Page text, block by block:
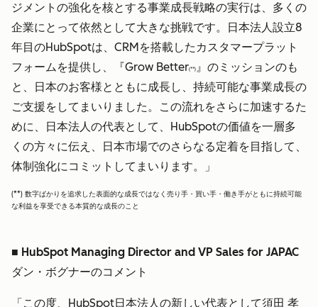
ジメントの強化を核とする事業成長戦略の実行は、多くの
企業にとって依然として大きな挑戦です。日本法人設立8
年目のHubSpotは、CRMを搭載したカスタマープラット
フォームを提供し、『Grow Better(**) 』のミッションのも
と、日本のお客様とともに成長し、持続可能な事業成長の
ご支援をしてまいりました。この流れをさらに加速するた
めに、日本法人の代表として、HubSpotの価値を一層多
くの方々に伝え、日本市場でのさらなる定着を目指して、
体制強化にコミットしてまいります。」
(**) 数字ばかりを追求した表面的な成長ではなく売り手・買い手・働き手がともに持続可能
な利益を享受できる本質的な成長のこと
■ HubSpot Managing Director and VP Sales for JAPAC
ダン・ボグナーのコメント
「この度、HubSpot日本法人の新しい代表として須田 孝